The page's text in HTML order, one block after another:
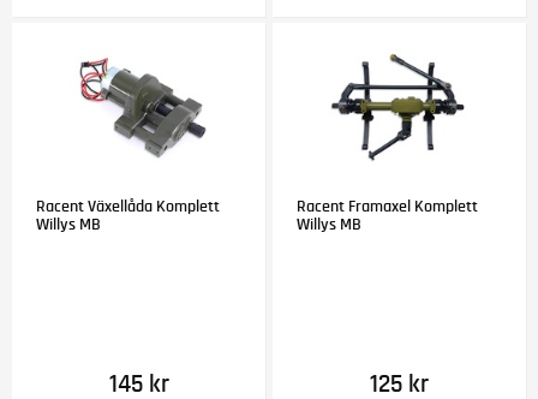
Racent Växellåda Komplett
Willys MB
145 kr
Racent Framaxel Komplett
Willys MB
125 kr